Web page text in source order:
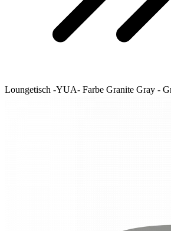
Loungetisch -YUA- Farbe Granite Gray -